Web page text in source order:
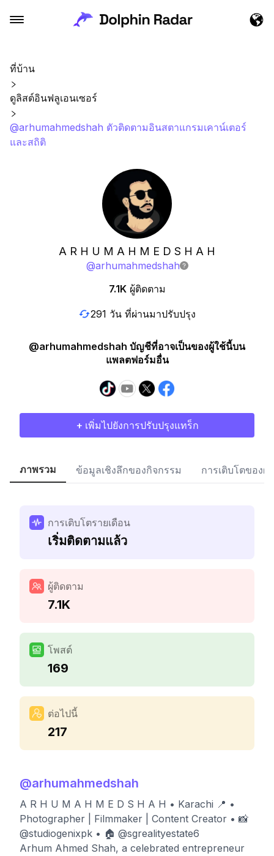
ที่บ้าน
ดูลิสต์อินฟลูเอนเซอร์
@arhumahmedshah ตัวติดตามอินสตาแกรมเคาน์เตอร์
และสถิติ
A R H U M A H M E D S H A H
@arhumahmedshah
7.1K ผู้ติดตาม
291 วัน ที่ผ่านมาปรับปรุง
@arhumahmedshah บัญชีที่อาจเป็นของผู้ใช้นี้บน
แพลตฟอร์มอื่น
+ เพิ่มไปยังการปรับปรุงแทร็ก
ภาพรวม ข้อมูลเชิงลึกของกิจกรรม การเติบโตของผู้
การเติบโตรายเดือน
เริ่มติดตามแล้ว
ผู้ติดตาม
7.1K
โพสต์
169
ต่อไปนี้
217
@arhumahmedshah
A R H U M A H M E D S H A H • Karachi 📍 •
Photographer | Filmmaker | Content Creator • 📸
@studiogenixpk • 🏠 @sgrealityestate6
Arhum Ahmed Shah, a celebrated entrepreneur